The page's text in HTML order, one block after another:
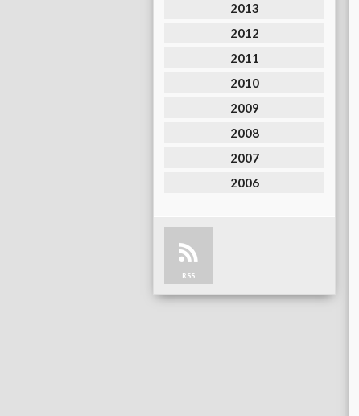
2013
2012
2011
2010
2009
2008
2007
2006
RSS